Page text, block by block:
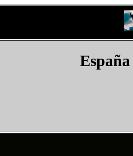
España